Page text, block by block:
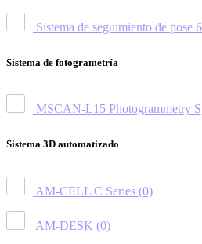
Sistema de seguimiento de pose
Sistema de fotogrametría
MSCAN-L15 Photogrammetry
Sistema 3D automatizado
AM-CELL C Series (0)
AM-DESK (0)